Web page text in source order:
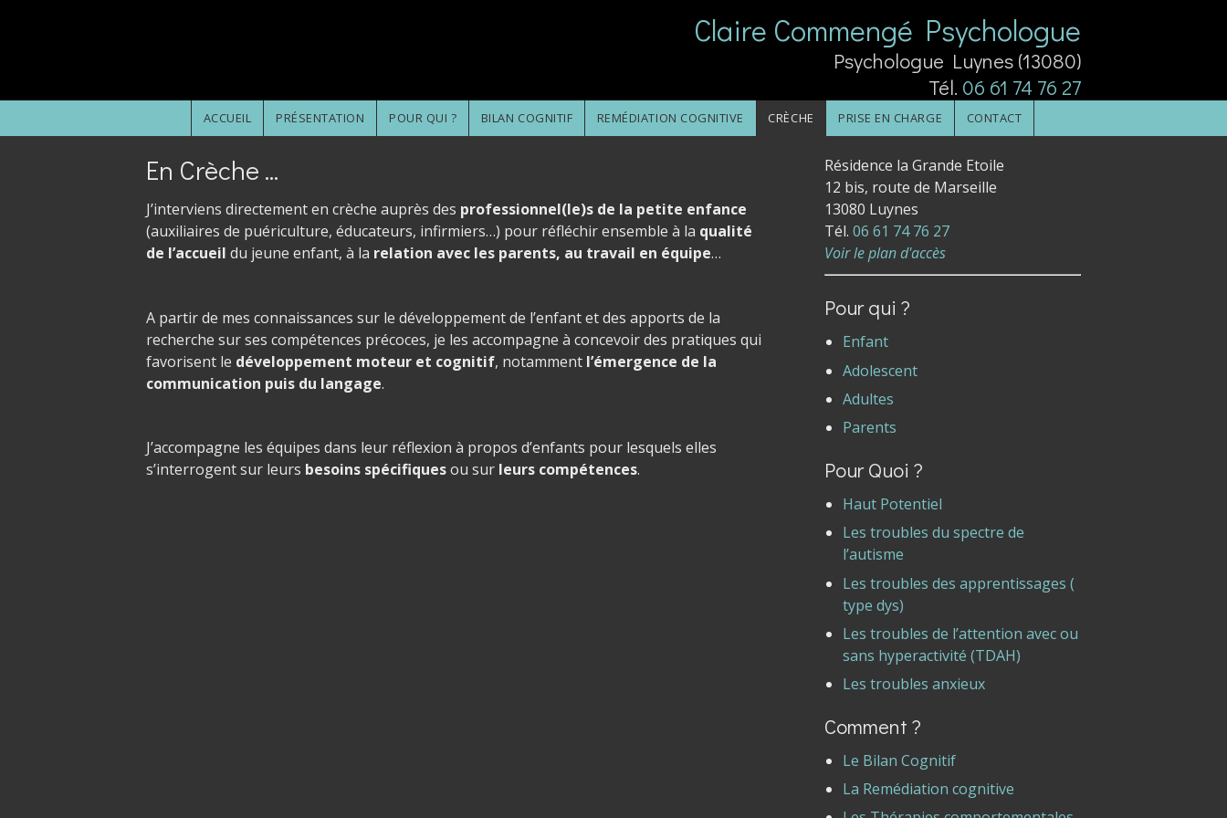
Claire Commengé Psychologue
Psychologue Luynes (13080)
Tél. 06 61 74 76 27
ACCUEIL PRÉSENTATION POUR QUI ? BILAN COGNITIF REMÉDIATION COGNITIVE CRÈCHE PRISE EN CHARGE CONTACT
En Crèche ...
J’interviens directement en crèche auprès des professionnel(le)s de la petite enfance
(auxiliaires de puériculture, éducateurs, infirmiers…) pour réfléchir ensemble à la qualité
de l’accueil du jeune enfant, à la relation avec les parents, au travail en équipe…
A partir de mes connaissances sur le développement de l’enfant et des apports de la
recherche sur ses compétences précoces, je les accompagne à concevoir des pratiques qui
favorisent le développement moteur et cognitif, notamment l’émergence de la
communication puis du langage.
J’accompagne les équipes dans leur réflexion à propos d’enfants pour lesquels elles
s’interrogent sur leurs besoins spécifiquesou sur leurs compétences.
Résidence la Grande Etoile
12 bis, route de Marseille
13080 Luynes
Tél. 06 61 74 76 27
Voir le plan d'accès
Pour qui ?
Enfant
Adolescent
Adultes
Parents
Pour Quoi ?
Haut Potentiel
Les troubles du spectre de
l’autisme
Les troubles des apprentissages (
type dys)
Les troubles de l’attention avec ou
sans hyperactivité (TDAH)
Les troubles anxieux
Comment ?
Le Bilan Cognitif
La Remédiation cognitive